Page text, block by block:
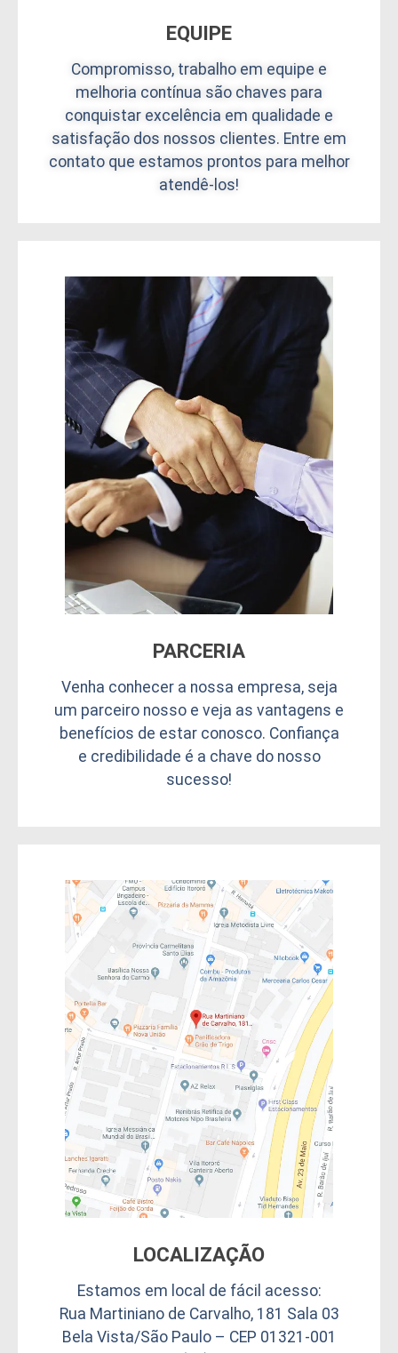
EQUIPE
Compromisso, trabalho em equipe e
melhoria contínua são chaves para
conquistar excelência em qualidade e
satisfação dos nossos clientes. Entre em
contato que estamos prontos para melhor
atendê-los!
PARCERIA
Venha conhecer a nossa empresa, seja
um parceiro nosso e veja as vantagens e
benefícios de estar conosco. Confiança
e credibilidade é a chave do nosso
sucesso!
LOCALIZAÇÃO
Estamos em local de fácil acesso:
Rua Martiniano de Carvalho, 181 Sala 03
Bela Vista/São Paulo – CEP 01321-001